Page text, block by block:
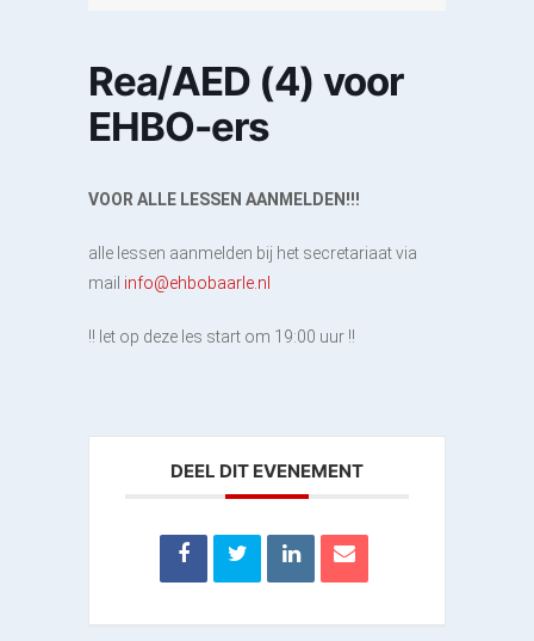
Rea/AED (4) voor
EHBO-ers
VOOR ALLE LESSEN AANMELDEN!!!
alle lessen aanmelden bij het secretariaat via
mail info@ehbobaarle.nl
!! let op deze les start om 19:00 uur !!
DEEL DIT EVENEMENT